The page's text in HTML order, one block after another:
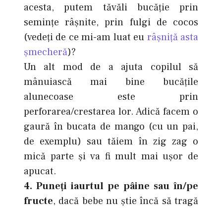
acesta, putem tăvăli bucăţie prin
seminţe râşnite, prin fulgi de cocos
(vedeţi de ce mi-am luat eu râşniţă asta
şmecheră)?
Un alt mod de a ajuta copilul să
mânuiască mai bine bucăţile
alunecoase este prin
perforarea/crestarea lor. Adică facem o
gaură în bucata de mango (cu un pai,
de exemplu) sau tăiem în zig zag o
mică parte şi va fi mult mai uşor de
apucat.
4. Puneţi iaurtul pe pâine sau în/pe
fructe, dacă bebe nu ştie încă să tragă